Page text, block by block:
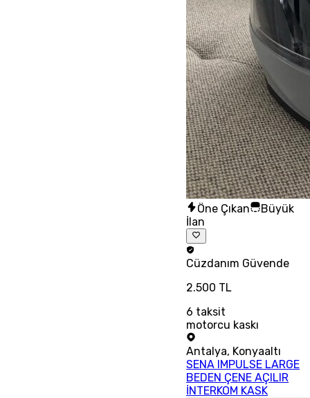
Öne Çıkan
Büyük
İlan
Cüzdanım Güvende
2.500 TL
6 taksit
motorcu kaskı
Antalya, Konyaaltı
SENA IMPULSE LARGE
BEDEN ÇENE AÇILIR
İNTERKOM KASK